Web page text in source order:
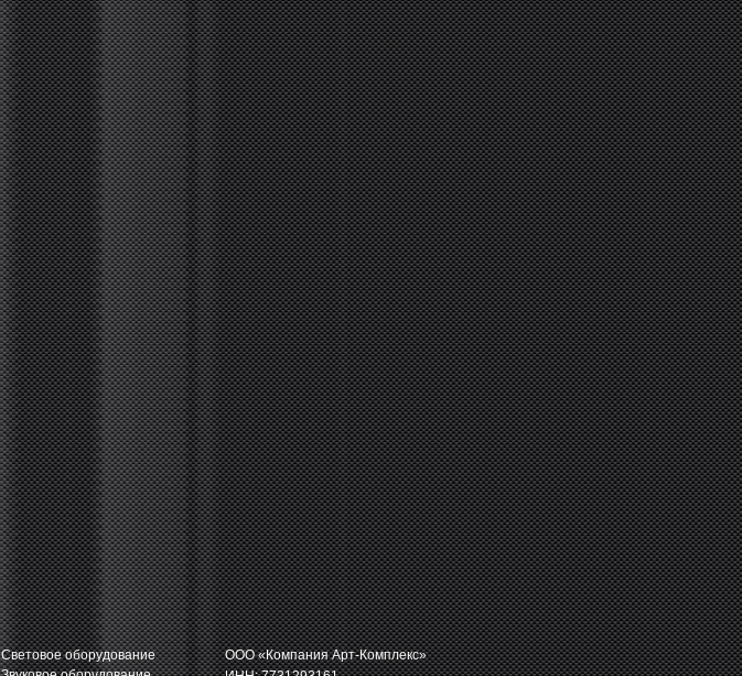
Световое оборудование
ООО «Компания Арт-Комплекс»